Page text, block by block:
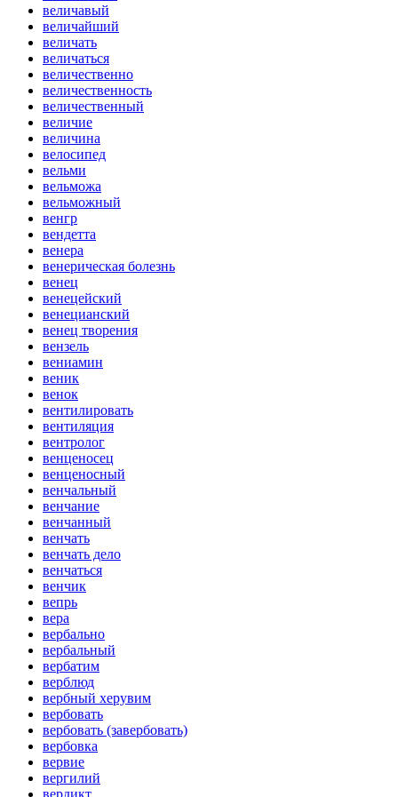
величавый
величайший
величать
величаться
величественно
величественность
величественный
величие
величина
велосипед
вельми
вельможа
вельможный
венгр
вендетта
венера
венерическая болезнь
венец
венецейский
венецианский
венец творения
вензель
вениамин
веник
венок
вентилировать
вентиляция
вентролог
венценосец
венценосный
венчальный
венчание
венчанный
венчать
венчать дело
венчаться
венчик
вепрь
вера
вербально
вербальный
вербатим
верблюд
вербный херувим
вербовать
вербовать (завербовать)
вербовка
вервие
вергилий
вердикт